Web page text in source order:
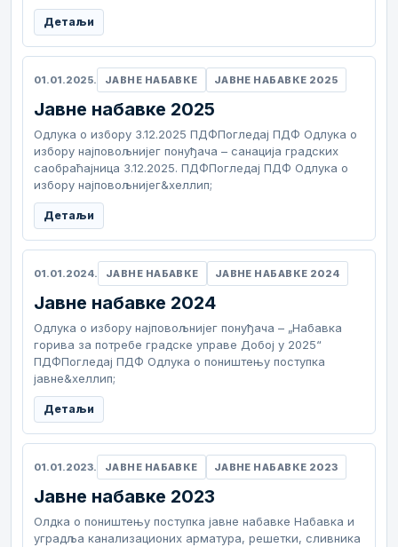
Детаљи
01.01.2025. ЈАВНЕ НАБАВКЕ ЈАВНЕ НАБАВКЕ 2025
Јавне набавке 2025
Одлука о избору 3.12.2025 ПДФПогледај ПДФ Одлука о
избору најповољнијег понуђача – санација градских
саобраћајница 3.12.2025. ПДФПогледај ПДФ Одлука о
избору најповољнијег&хеллип;
Детаљи
01.01.2024. ЈАВНЕ НАБАВКЕ ЈАВНЕ НАБАВКЕ 2024
Јавне набавке 2024
Одлука о избору најповољнијег понуђача – „Набавка
горива за потребе градске управе Добој у 2025“
ПДФПогледај ПДФ Одлука о поништењу поступка
јавне&хеллип;
Детаљи
01.01.2023. ЈАВНЕ НАБАВКЕ ЈАВНЕ НАБАВКЕ 2023
Јавне набавке 2023
Олдка о поништењу поступка јавне набавке Набавка и
уградља канализационих арматура, решетки, сливника